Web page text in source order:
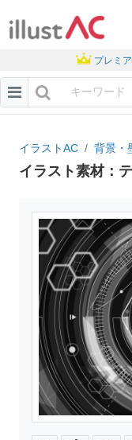
プレミ
イラストAC 背景・
イラスト素材：